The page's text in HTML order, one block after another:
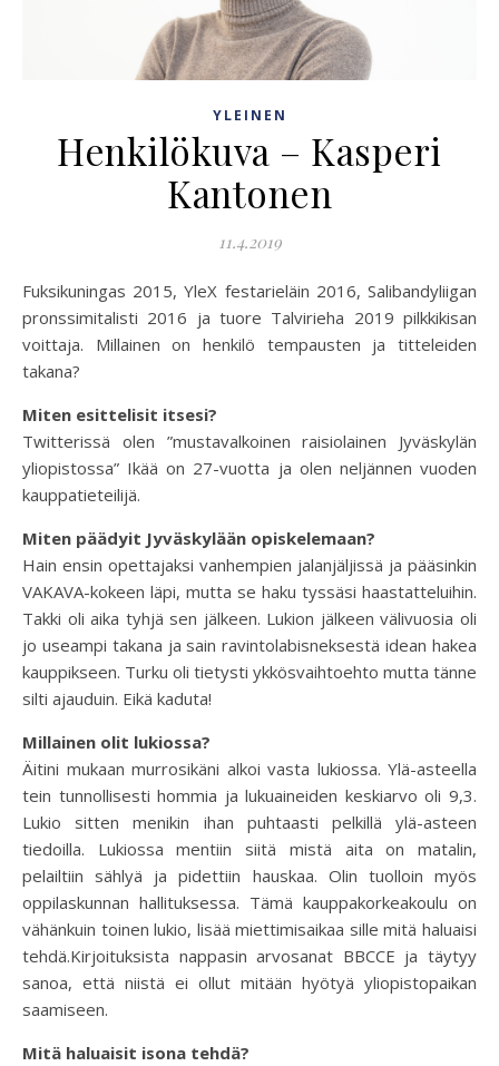
YLEINEN
Henkilökuva – Kasperi
Kantonen
11.4.2019
Fuksikuningas 2015, YleX festarieläin 2016, Salibandyliigan
pronssimitalisti 2016 ja tuore Talvirieha 2019 pilkkikisan
voittaja. Millainen on henkilö tempausten ja titteleiden
takana?
Miten esittelisit itsesi?
Twitterissä olen ”mustavalkoinen raisiolainen Jyväskylän
yliopistossa” Ikää on 27-vuotta ja olen neljännen vuoden
kauppatieteilijä.
Miten päädyit Jyväskylään opiskelemaan?
Hain ensin opettajaksi vanhempien jalanjäljissä ja pääsinkin
VAKAVA-kokeen läpi, mutta se haku tyssäsi haastatteluihin.
Takki oli aika tyhjä sen jälkeen. Lukion jälkeen välivuosia oli
jo useampi takana ja sain ravintolabisneksestä idean hakea
kauppikseen. Turku oli tietysti ykkösvaihtoehto mutta tänne
silti ajauduin. Eikä kaduta!
Millainen olit lukiossa?
Äitini mukaan murrosikäni alkoi vasta lukiossa. Ylä-asteella
tein tunnollisesti hommia ja lukuaineiden keskiarvo oli 9,3.
Lukio sitten menikin ihan puhtaasti pelkillä ylä-asteen
tiedoilla. Lukiossa mentiin siitä mistä aita on matalin,
pelailtiin sählyä ja pidettiin hauskaa. Olin tuolloin myös
oppilaskunnan hallituksessa. Tämä kauppakorkeakoulu on
vähänkuin toinen lukio, lisää miettimisaikaa sille mitä haluaisi
tehdä.Kirjoituksista nappasin arvosanat BBCCE ja täytyy
sanoa, että niistä ei ollut mitään hyötyä yliopistopaikan
saamiseen.
Mitä haluaisit isona tehdä?